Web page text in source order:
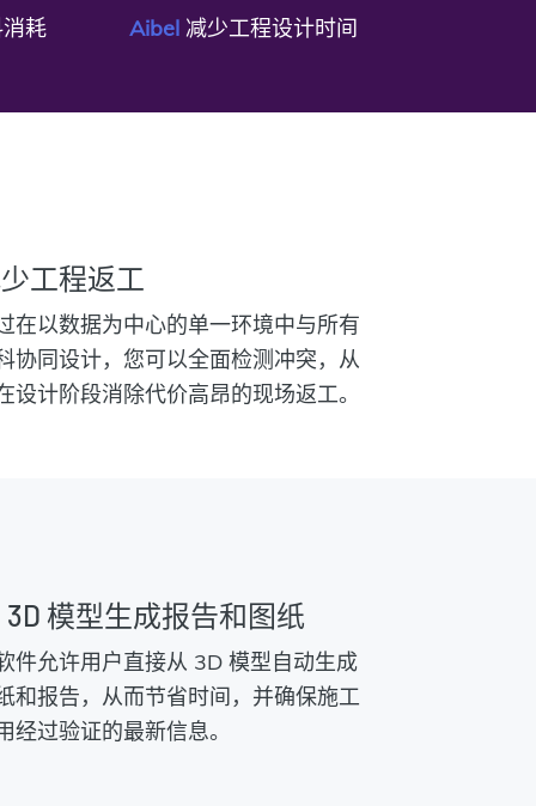
耗 Aibel 减少工程设计时间
工程返工
在以数据为中心的单一环境中与所有
协同设计，您可以全面检测冲突，从
设计阶段消除代价高昂的现场返工。
3D 模型生成报告和图纸
件允许用户直接从 3D 模型自动生成
和报告，从而节省时间，并确保施工
经过验证的最新信息。